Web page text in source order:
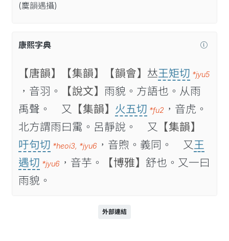
(麌韻遇攝)
康熙字典
【唐韻】 【集韻】 【韻會】 𠀤王矩切 *jyu5
，音羽。 【說文】 雨貌。方語也。从雨
禹聲。 又
【集韻】 火五切 *fu2 ，音虎。
北方謂雨曰䨞。呂靜說。 又
【集韻】
吁句切 *heoi3, *jyu6 ，音煦。義同。 又王
遇切 *jyu6 ，音芋。 【博雅】 舒也。又一曰
雨貌。
外部連結